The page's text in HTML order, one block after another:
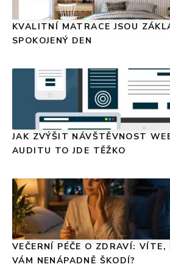
KVALITNÍ MATRACE JSOU
SPOKOJENÝ DEN
JAK ZVÝŠIT NÁVŠTĚVNOST
AUDITU TO JDE TĚŽKO
VEČERNÍ PÉČE O ZDRAVÍ: VÍTE,
VÁM NENÁPADNĚ ŠKODÍ?